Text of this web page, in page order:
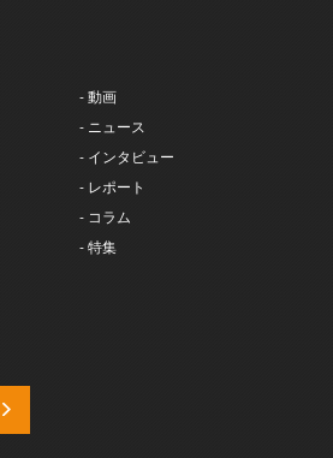
- 動画
- ニュース
- インタビュー
- レポート
- コラム
- 特集